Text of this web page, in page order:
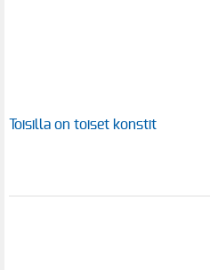
Toisilla on toiset konstit